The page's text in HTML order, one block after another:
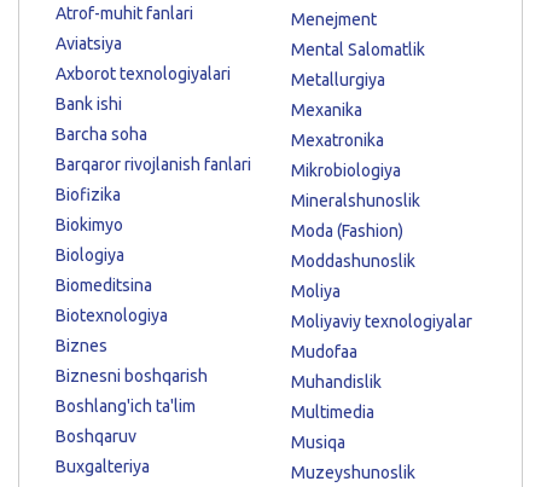
Atrof-muhit fanlari
Aviatsiya
Axborot texnologiyalari
Bank ishi
Barcha soha
Barqaror rivojlanish fanlari
Biofizika
Biokimyo
Biologiya
Biomeditsina
Biotexnologiya
Biznes
Biznesni boshqarish
Boshlang'ich ta'lim
Boshqaruv
Buxgalteriya
Menejment
Mental Salomatlik
Metallurgiya
Mexanika
Mexatronika
Mikrobiologiya
Mineralshunoslik
Moda (Fashion)
Moddashunoslik
Moliya
Moliyaviy texnologiyalar
Mudofaa
Muhandislik
Multimedia
Musiqa
Muzeyshunoslik